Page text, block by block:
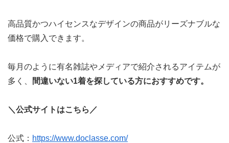
高品質かつハイセンスなデザインの商品がリーズナブルな
価格で購入できます。
毎月のように有名雑誌やメディアで紹介されるアイテムが
多く、
間違いない1着を探している方におすすめです。
＼公式サイトはこちら／
公式： https://www.doclasse.com/